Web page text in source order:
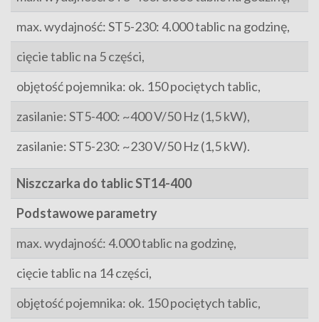
max. wydajność: ST5-230: 4.000 tablic na godzinę,
cięcie tablic na 5 części,
objętość pojemnika: ok. 150 pociętych tablic,
zasilanie: ST5-400: ~400 V/50 Hz (1,5 kW),
zasilanie: ST5-230: ~230 V/50 Hz (1,5 kW).
Niszczarka do tablic ST14-400
Podstawowe parametry
max. wydajność: 4.000 tablic na godzinę,
cięcie tablic na 14 części,
objętość pojemnika: ok. 150 pociętych tablic,